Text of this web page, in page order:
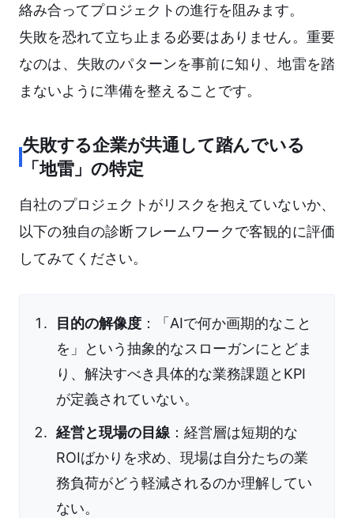
絡み合ってプロジェクトの進行を阻みます。
失敗を恐れて立ち止まる必要はありません。重要
なのは、失敗のパターンを事前に知り、地雷を踏
まないように準備を整えることです。
失敗する企業が共通して踏んでいる
「地雷」の特定
自社のプロジェクトがリスクを抱えていないか、
以下の独自の診断フレームワークで客観的に評価
してみてください。
目的の解像度 ：「AIで何か画期的なこと
を」という抽象的なスローガンにとどま
り、解決すべき具体的な業務課題とKPI
が定義されていない。
経営と現場の目線：経営層は短期的な
ROIばかりを求め、現場は自分たちの業
務負荷がどう軽減されるのか理解してい
ない。